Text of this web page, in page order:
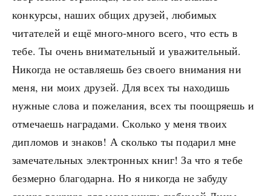
конкурсы, наших общих друзей, любимых
читателей и ещё много-много всего, что есть в
тебе. Ты очень внимательный и уважительный.
Никогда не оставляешь без своего внимания ни
меня, ни моих друзей. Для всех ты находишь
нужные слова и пожелания, всех ты поощряешь и
отмечаешь наградами. Сколько у меня твоих
дипломов и знаков! А сколько ты подарил мне
замечательных электронных книг! За что я тебе
безмерно благодарна. Но я никогда не забуду